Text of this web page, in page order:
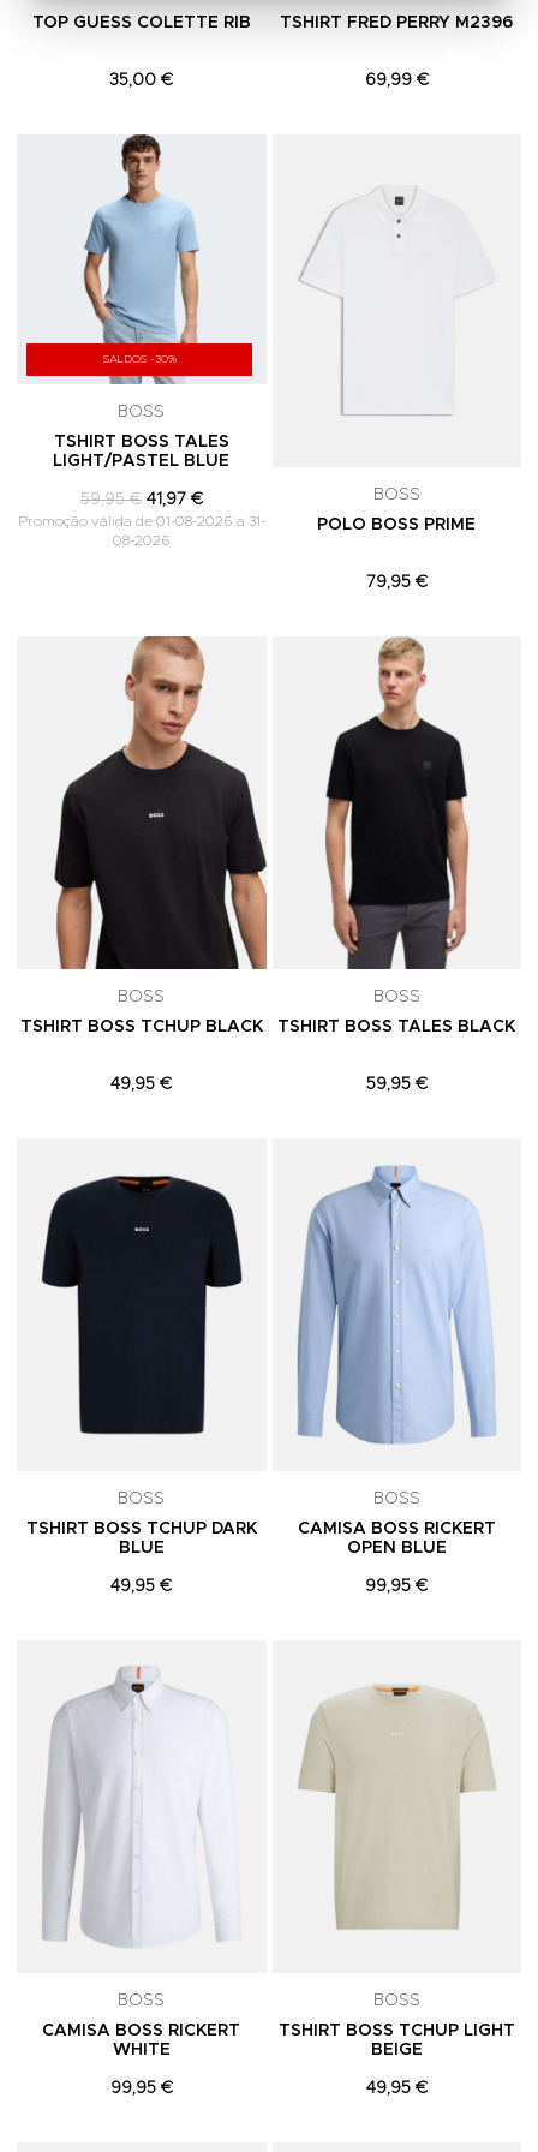
TOP GUESS COLETTE RIB
35,00 €
TSHIRT FRED PERRY M2396
69,99 €
SALDOS -30%
BOSS
TSHIRT BOSS TALES
LIGHT/PASTEL BLUE
59,95 € 41,97 €
Promoção válida de 01-08-2026 a 31-
08-2026
BOSS
POLO BOSS PRIME
79,95 €
Adicionar aos Favoritos
BOSS
TSHIRT BOSS TCHUP BLACK
49,95 €
BOSS
TSHIRT BOSS TALES BLACK
59,95 €
BOSS
TSHIRT BOSS TCHUP DARK
BLUE
49,95 €
BOSS
CAMISA BOSS RICKERT
OPEN BLUE
99,95 €
BOSS
CAMISA BOSS RICKERT
WHITE
99,95 €
BOSS
TSHIRT BOSS TCHUP LIGHT
BEIGE
49,95 €